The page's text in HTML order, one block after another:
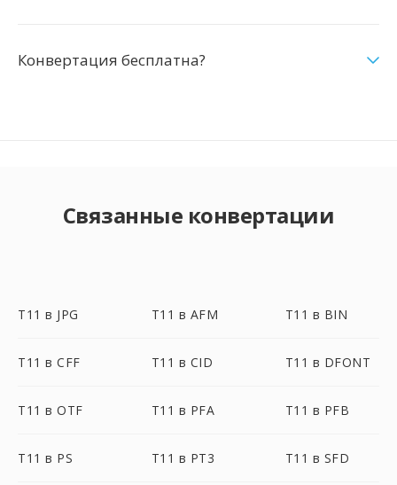
Конвертация бесплатна?
Связанные конвертации
T11 в JPG T11 в AFM T11 в BIN
T11 в CFF T11 в CID T11 в DFONT
T11 в OTF T11 в PFA T11 в PFB
T11 в PS T11 в PT3 T11 в SFD